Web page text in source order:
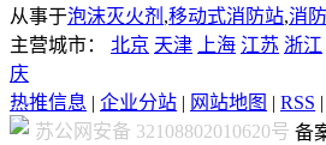
从事于泡沫灭火剂 ,移动式消防站,消
主营城市： 北京 天津 上海 江苏 浙江
庆
热推信息 | 企业分站 | 网站地图 | RSS |
苏公网安备 32108802010620号 备